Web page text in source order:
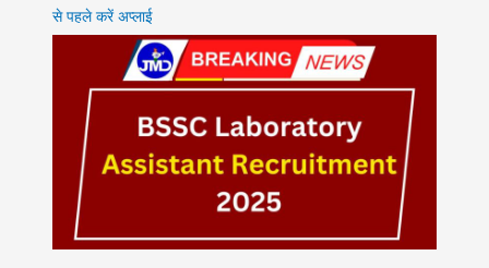
से पहले करें अप्लाई